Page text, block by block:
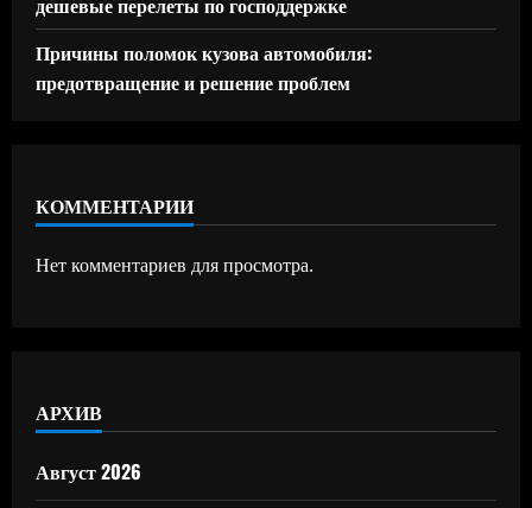
Причины поломок кузова автомобиля:
предотвращение и решение проблем
КОММЕНТАРИИ
Нет комментариев для просмотра.
АРХИВ
Август 2026